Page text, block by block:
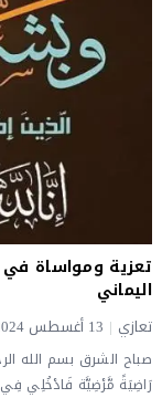
تعزية ومواساة في
اليماني
تعازي 13 أغسطس 2024
صباح الشرق بسم الله
رَاضِيَةً مَّرْضِيَّة فَادْخُلِي فِي